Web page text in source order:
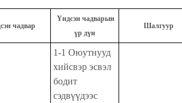
чадвар
Үндсэн чадварын
үр дүн
Шалгуур
1-1 Оюутнууд
хийсвэр эсвэл
бодит
сэдвүүдээс